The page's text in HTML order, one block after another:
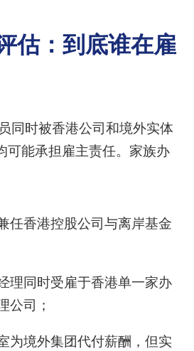
估：到底谁在雇
同时被香港公司和境外实体
可能承担雇主责任。家族办
任香港控股公司与离岸基金
理同时受雇于香港单一家办
公司；
为境外集团代付薪酬，但实